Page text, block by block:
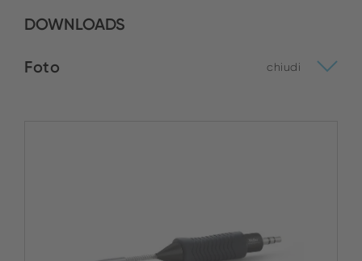
DOWNLOADS
Foto chiudi